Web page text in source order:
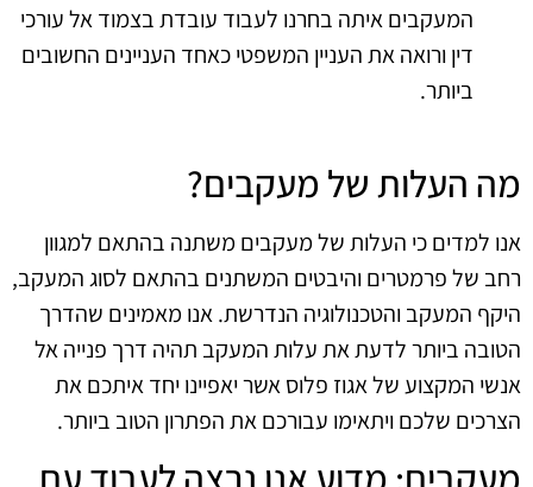
המעקבים איתה בחרנו לעבוד עובדת בצמוד אל עורכי
דין ורואה את העניין המשפטי כאחד העניינים החשובים
ביותר.
מה העלות של מעקבים?
אנו למדים כי העלות של מעקבים משתנה בהתאם למגוון
רחב של פרמטרים והיבטים המשתנים בהתאם לסוג המעקב,
היקף המעקב והטכנולוגיה הנדרשת. אנו מאמינים שהדרך
הטובה ביותר לדעת את עלות המעקב תהיה דרך פנייה אל
אנשי המקצוע של אגוז פלוס אשר יאפיינו יחד איתכם את
הצרכים שלכם ויתאימו עבורכם את הפתרון הטוב ביותר.